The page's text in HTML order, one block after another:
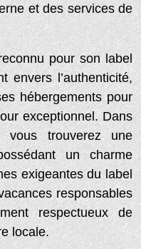
et des services de
pour son label
envers l’authenticité,
hébergements pour
exceptionnel. Dans
vous trouverez une
un charme
exigeantes du label
responsables
respectueux de
locale.